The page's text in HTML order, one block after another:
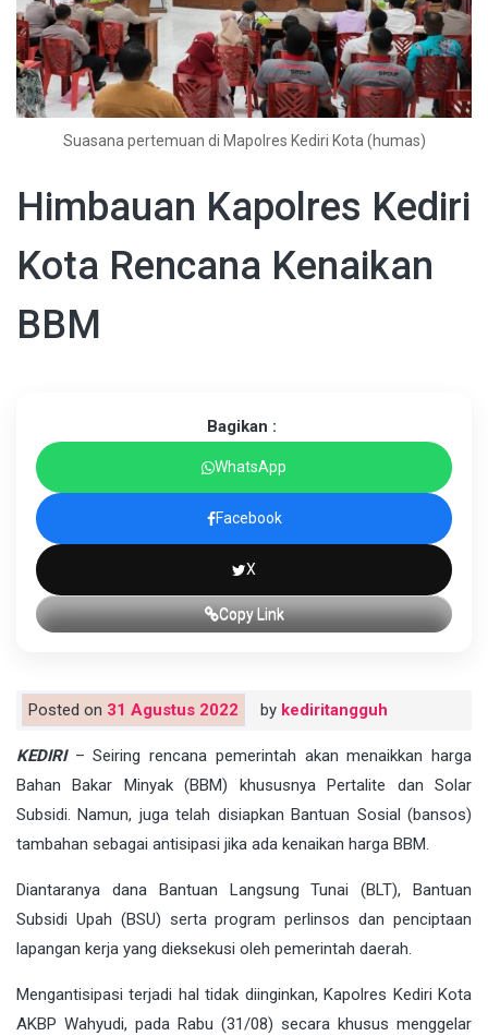
Suasana pertemuan di Mapolres Kediri Kota (humas)
Himbauan Kapolres Kediri
Kota Rencana Kenaikan
BBM
Bagikan :
WhatsApp
Facebook
X
Copy Link
Posted on 31 Agustus 2022 by kediritangguh
KEDIRI– Seiring rencana pemerintah akan menaikkan harga
Bahan Bakar Minyak (BBM) khususnya Pertalite dan Solar
Subsidi. Namun, juga telah disiapkan Bantuan Sosial (bansos)
tambahan sebagai antisipasi jika ada kenaikan harga BBM.
Diantaranya dana Bantuan Langsung Tunai (BLT), Bantuan
Subsidi Upah (BSU) serta program perlinsos dan penciptaan
lapangan kerja yang dieksekusi oleh pemerintah daerah.
Mengantisipasi terjadi hal tidak diinginkan, Kapolres Kediri Kota
AKBP Wahyudi, pada Rabu (31/08) secara khusus menggelar